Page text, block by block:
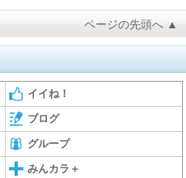
ページの先頭へ ▲
イイね！
ブログ
グループ
みんカラ＋